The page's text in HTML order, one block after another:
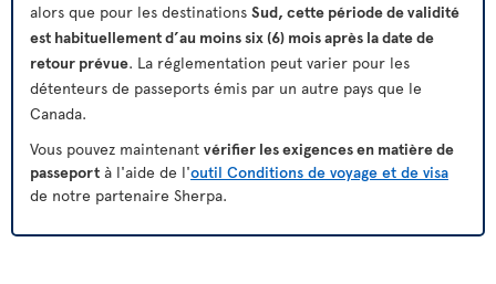
alors que pour les destinations Sud, cette période de validité
est habituellement d’au moins six (6) mois après la date de
retour prévue. La réglementation peut varier pour les
détenteurs de passeports émis par un autre pays que le
Canada.
Vous pouvez maintenant vérifier les exigences en matière de
passeport à l'aide de l'outil Conditions de voyage et de visa
de notre partenaire Sherpa.